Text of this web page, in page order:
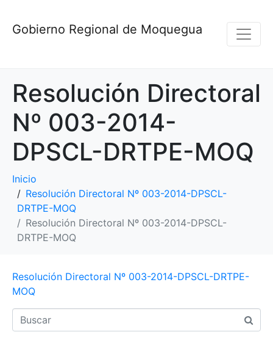
Gobierno Regional de Moquegua
Resolución Directoral
Nº 003-2014-
DPSCL-DRTPE-MOQ
Inicio
Resolución Directoral Nº 003-2014-DPSCL-
DRTPE-MOQ
Resolución Directoral Nº 003-2014-DPSCL-
DRTPE-MOQ
Resolución Directoral Nº 003-2014-DPSCL-DRTPE-
MOQ